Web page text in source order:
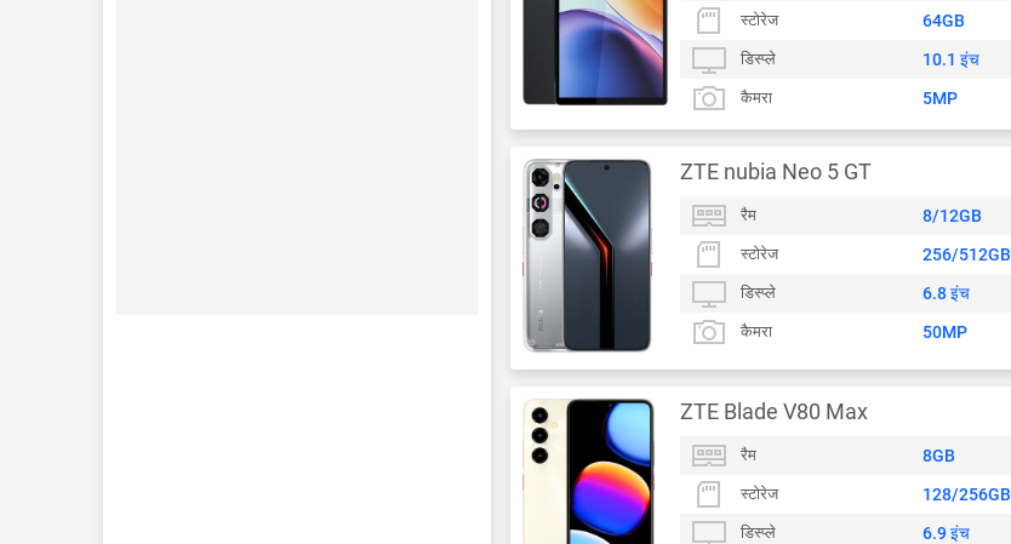
स्टोरेज 64GB
डिस्प्ले 10.1 इंच
कैमरा 5MP
ZTE nubia Neo 5 GT
रैम 8/12GB
स्टोरेज 256/512GB
डिस्प्ले 6.8 इंच
कैमरा 50MP
ZTE Blade V80 Max
रैम 8GB
स्टोरेज 128/256GB
डिस्प्ले 6.9 इंच